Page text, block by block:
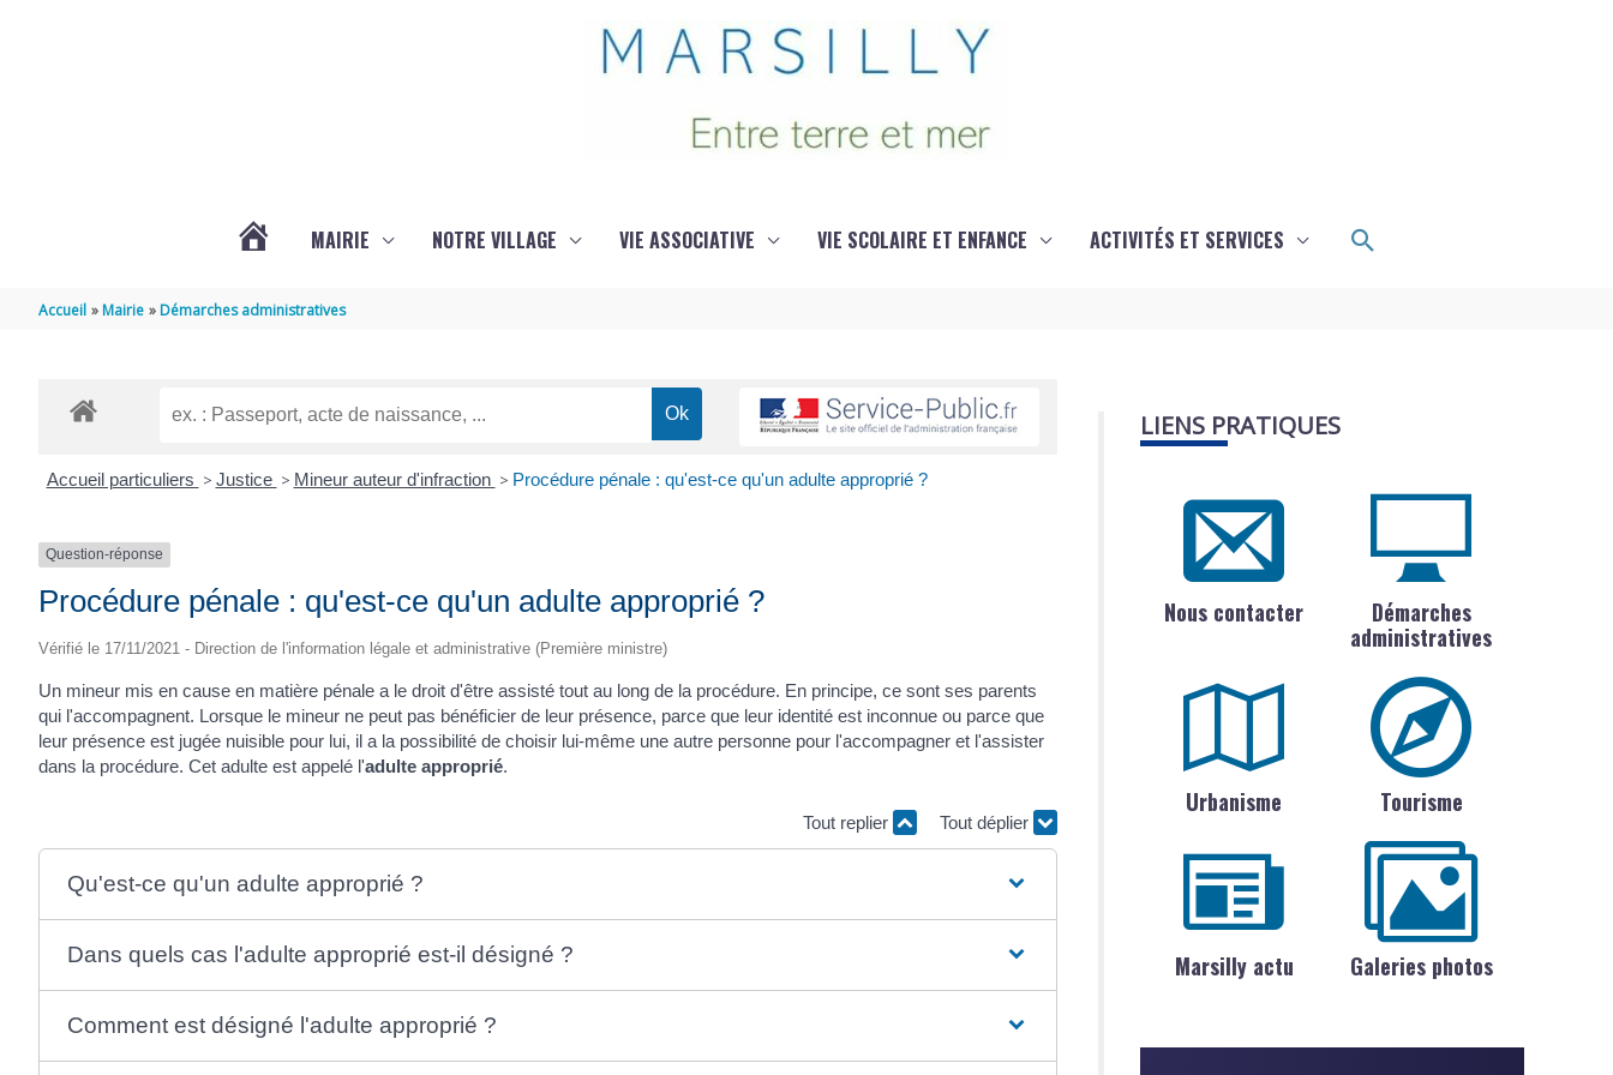
MARSILLY
MAIRIE NOTRE VILLAGE VIE ASSOCIATIVE VIE SCOLAIRE ET ENFANCE ACTIVITÉS ET SERVICES Rechercher
Accueil Mairie Démarches administratives
Accueil particuliers > Justice > Mineur auteur d'infraction > Procédure pénale : qu'est-ce qu'un adulte approprié ?
Question-réponse
Procédure pénale : qu'est-ce qu'un adulte approprié ?
Vérifié le 17/11/2021 - Direction de l'information légale et administrative (Première ministre)
Un mineur mis en cause en matière pénale a le droit d'être assisté tout au long de la procédure. En principe, ce sont ses parents
qui l'accompagnent. Lorsque le mineur ne peut pas bénéficier de leur présence, parce que leur identité est inconnue ou parce que
leur présence est jugée nuisible pour lui, il a la possibilité de choisir lui-même une autre personne pour l'accompagner et l'assister
dans la procédure. Cet adulte est appelé l'adulte approprié.
Tout replier Tout déplier
Qu'est-ce qu'un adulte approprié ?
Dans quels cas l'adulte approprié est-il désigné ?
Comment est désigné l'adulte approprié ?
LIENS PRATIQUES
Nous contacter
Démarches
administratives
Urbanisme Tourisme
Marsilly actu Galeries photos